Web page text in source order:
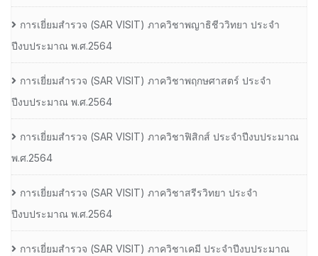
การเยี่ยมสํารวจ (SAR VISIT) ภาควิชาพญาธิชีววิทยา ประจํา
ปีงบประมาณ พ.ศ.2564
การเยี่ยมสํารวจ (SAR VISIT) ภาควิชาพฤกษศาสตร์ ประจํา
ปีงบประมาณ พ.ศ.2564
การเยี่ยมสํารวจ (SAR VISIT) ภาควิชาฟิสิกส์ ประจําปีงบประมาณ
พ.ศ.2564
การเยี่ยมสํารวจ (SAR VISIT) ภาควิชาสรีรวิทยา ประจํา
ปีงบประมาณ พ.ศ.2564
การเยี่ยมสํารวจ (SAR VISIT) ภาควิชาเคมี ประจําปีงบประมาณ